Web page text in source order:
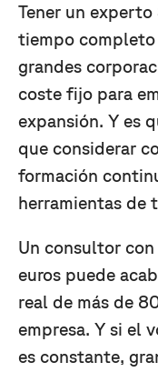
Tener un
tiempo completo
grandes
coste fijo para
expansión. Y es
que considerar
formación
herramientas de
Un consultor
euros puede
real de más de
empresa. Y si el
es constante,